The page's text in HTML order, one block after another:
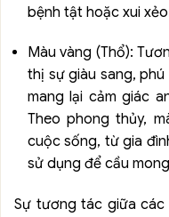
bệnh tật hoặc xui
Màu vàng (Thổ):
thị sự giàu sang,
mang lại cảm giác
Theo phong thủy,
cuộc sống, từ gia
sử dụng để cầu
Sự tương tác giữa